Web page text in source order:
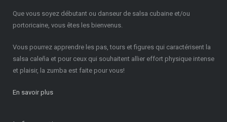
Que vous soyez débutant ou danseur de salsa cubaine et/ou
portoricaine, vous êtes les bienvenus.
Vous pourrez apprendre les pas, tours et figures qui caractérisent la
salsa caleña et pour ceux qui souhaitent allier effort physique intense
et plaisir, la zumba est faite pour vous!
En savoir plus